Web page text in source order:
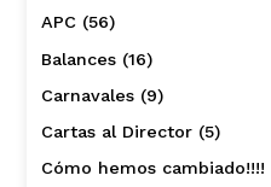
APC(56)
Balances(16)
Carnavales(9)
Cartas al Director(5)
Cómo hemos cambiado!!!!